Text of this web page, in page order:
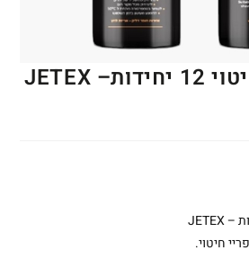
קרטון ספריי חיטוי 12 יחידות– JETEX